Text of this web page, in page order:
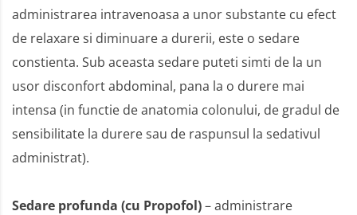
administrarea intravenoasa a unor substante cu efect
de relaxare si diminuare a durerii, este o sedare
constienta. Sub aceasta sedare puteti simti de la un
usor disconfort abdominal, pana la o durere mai
intensa (in functie de anatomia colonului, de gradul de
sensibilitate la durere sau de raspunsul la sedativul
administrat).
Sedare profunda (cu Propofol)– administrare